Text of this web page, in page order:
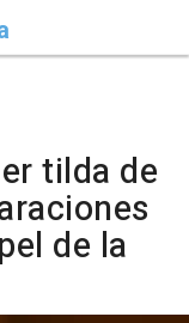
tilda de
de la